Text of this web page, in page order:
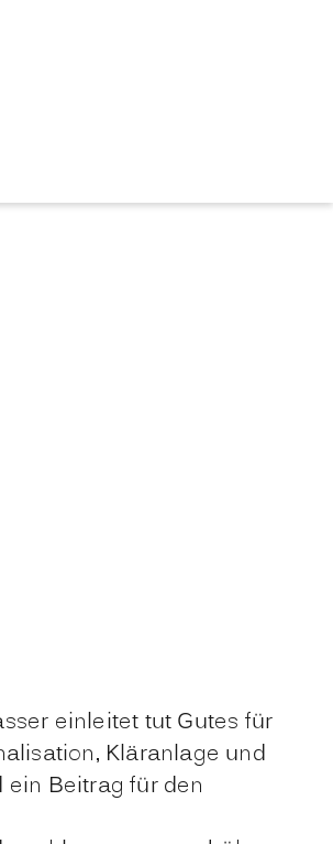
einleitet tut Gutes für
Kläranlage und
Beitrag für den